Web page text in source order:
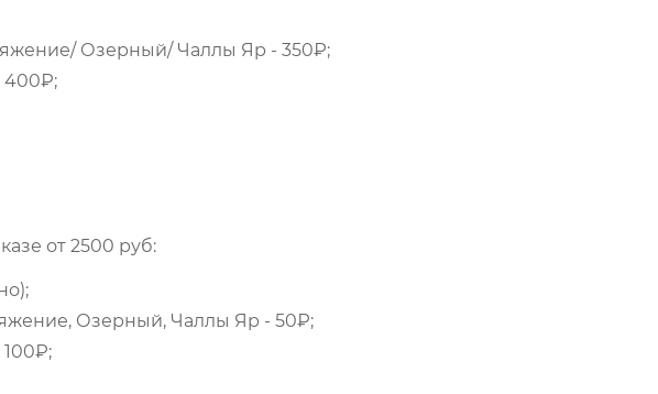
Озерный/ Чаллы Яр - 350₽;
400₽;
от 2500 руб:
Озерный, Чаллы Яр - 50₽;